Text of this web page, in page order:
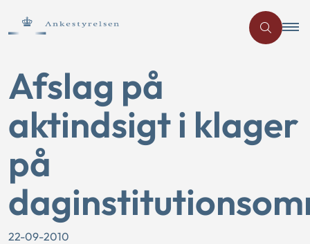
Afslag på
aktindsigt i klager
på
22-09-2010